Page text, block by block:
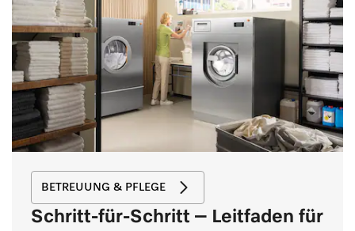
BETREUUNG & PFLEGE
Schritt-für-Schritt – Leitfaden für